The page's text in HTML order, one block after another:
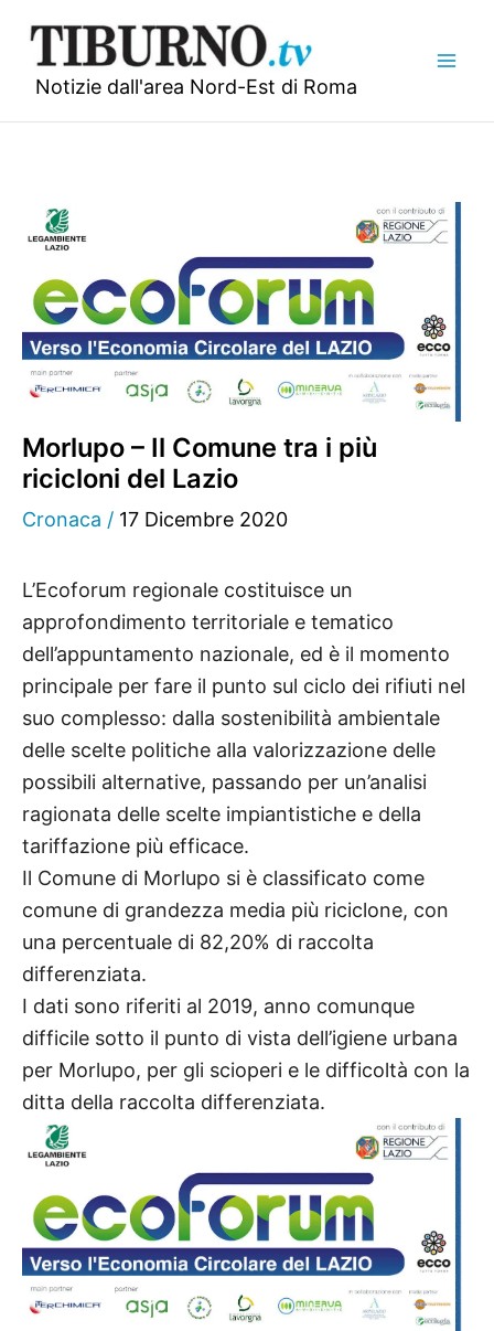
contenuto
Notizie dall'area Nord-Est di Roma
Morlupo – Il Comune tra i più
ricicloni del Lazio
Cronaca / 17 Dicembre 2020
L’Ecoforum regionale costituisce un
approfondimento territoriale e tematico
dell’appuntamento nazionale, ed è il momento
principale per fare il punto sul ciclo dei rifiuti nel
suo complesso: dalla sostenibilità ambientale
delle scelte politiche alla valorizzazione delle
possibili alternative, passando per un’analisi
ragionata delle scelte impiantistiche e della
tariffazione più efficace.
Il Comune di Morlupo si è classificato come
comune di grandezza media più riciclone, con
una percentuale di 82,20% di raccolta
differenziata.
I dati sono riferiti al 2019, anno comunque
difficile sotto il punto di vista dell’igiene urbana
per Morlupo, per gli scioperi e le difficoltà con la
ditta della raccolta differenziata.